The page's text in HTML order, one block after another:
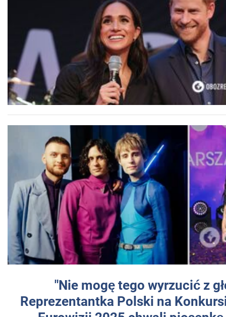
"Nie mogę tego wyrzucić z
Reprezentantka Polski na